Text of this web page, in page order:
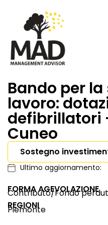
Bando per
lavoro:
defibrillatori
Cuneo
Sostegno
Ultimo aggiornamento:
FORMA AGEVOLAZIONE
Contributo/Fondo
REGIONI
Piemonte